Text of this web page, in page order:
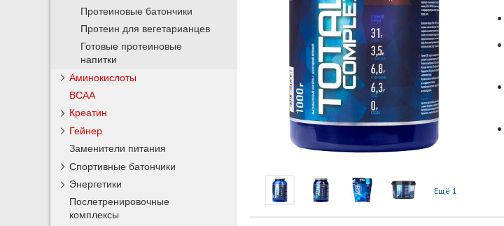
Ещё 1
Протеиновые батончики
Протеин для вегетарианцев
Готовые протеиновые
напитки
Аминокислоты
BCAA
Креатин
Гейнер
Заменители питания
Спортивные батончики
Энергетики
Послетренировочные
комплексы